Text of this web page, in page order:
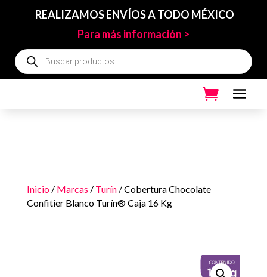
REALIZAMOS ENVÍOS A TODO MÉXICO
Para más información >
Búsqueda
de
productos
Inicio/ Marcas / Turín/ Cobertura Chocolate
Confitier Blanco Turín® Caja 16 Kg